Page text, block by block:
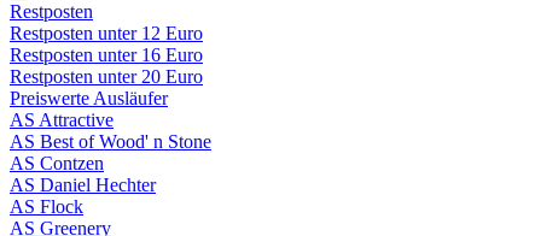
Restposten
Restposten unter 12 Euro
Restposten unter 16 Euro
Restposten unter 20 Euro
Preiswerte Ausläufer
AS Attractive
AS Best of Wood' n Stone
AS Contzen
AS Daniel Hechter
AS Flock
AS Greenery